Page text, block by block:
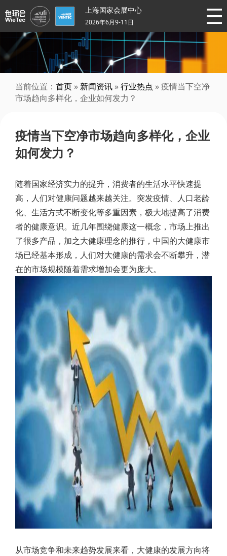
上海国家会展中心
2026年6月9-11日
当前位置： 首页 » 新闻资讯 »行业热点 » 疫情当下空净
市场趋向多样化，企业如何发力？
疫情当下空净市场趋向多样化，企业
如何发力？
随着国家经济实力的提升，消费者的生活水平快速提
高，人们对健康问题越来越关注。突发疫情、人口老龄
化、生活方式不断变化等多重因素，极大地提高了消费
者的健康意识。近几年围绕健康这一概念，市场上推出
了很多产品，加之大健康理念的推行，中国的大健康市
场已经基本形成，人们对大健康的需求会不断攀升，潜
在的市场规模随着需求增加会更为庞大。
从市场竞争和未来趋势发展来看，大健康的发展方向将